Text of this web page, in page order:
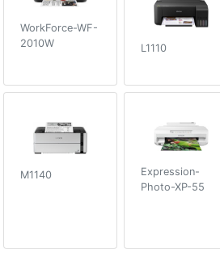
WorkForce-WF-
2010W
L1110
M1140
Expression-
Photo-XP-55